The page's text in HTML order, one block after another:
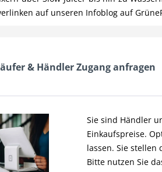
auf unseren Infoblog auf
& Händler Zugang anfragen
Sie sind Händler
Einkaufspreise.
lassen. Sie stellen
Bitte nutzen Sie